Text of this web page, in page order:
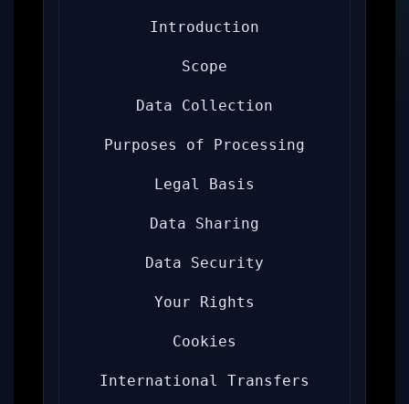
Introduction
Scope
Data Collection
Purposes of Processing
Legal Basis
Data Sharing
Data Security
Your Rights
Cookies
International Transfers